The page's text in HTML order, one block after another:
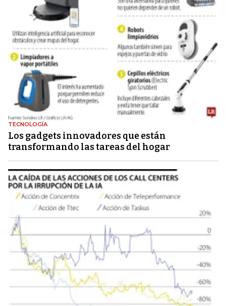
TECNOLOGÍA
Los gadgets innovadores que están
transformando las tareas del hogar